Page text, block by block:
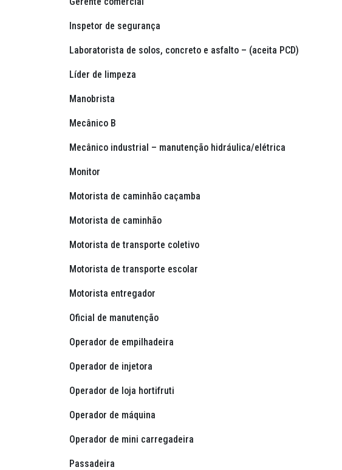
Inspetor de segurança
Laboratorista de solos, concreto e asfalto – (aceita PCD)
Líder de limpeza
Manobrista
Mecânico B
Mecânico industrial – manutenção hidráulica/elétrica
Monitor
Motorista de caminhão caçamba
Motorista de caminhão
Motorista de transporte coletivo
Motorista de transporte escolar
Motorista entregador
Oficial de manutenção
Operador de empilhadeira
Operador de injetora
Operador de loja hortifruti
Operador de máquina
Operador de mini carregadeira
Passadeira